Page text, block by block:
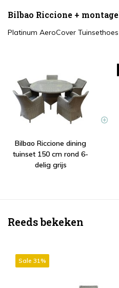
Bilbao Riccione +
Platinum AeroCover
Bilbao Riccione dining
tuinset 150 cm rond 6-
delig grijs
Reeds bekeken
Sale 31%